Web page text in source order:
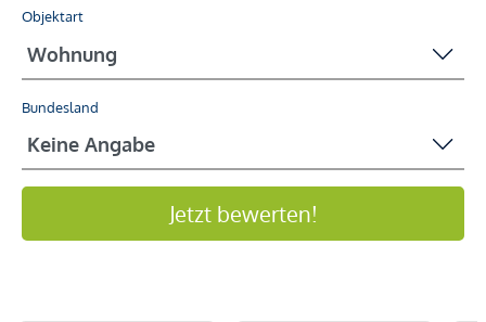
Objektart
Bundesland
Jetzt bewerten!